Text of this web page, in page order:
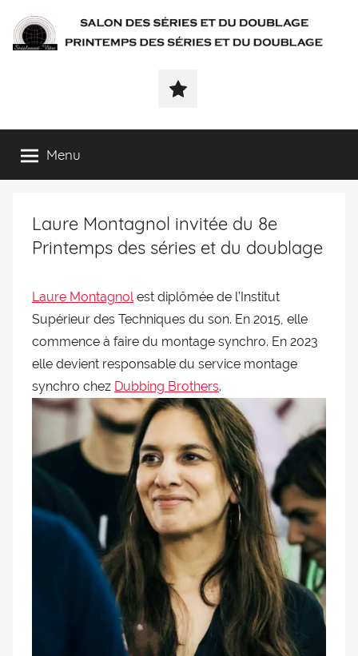
SÉRIALEMENT-
séries
et
doublage
séries
Menu
Laure Montagnol invitée du 8e
Printemps des séries et du doublage
Laure Montagnolest diplômée de l’Institut
Supérieur des Techniques du son. En 2015, elle
commence à faire du montage synchro. En 2023
elle devient responsable du service montage
synchro chez Dubbing Brothers.